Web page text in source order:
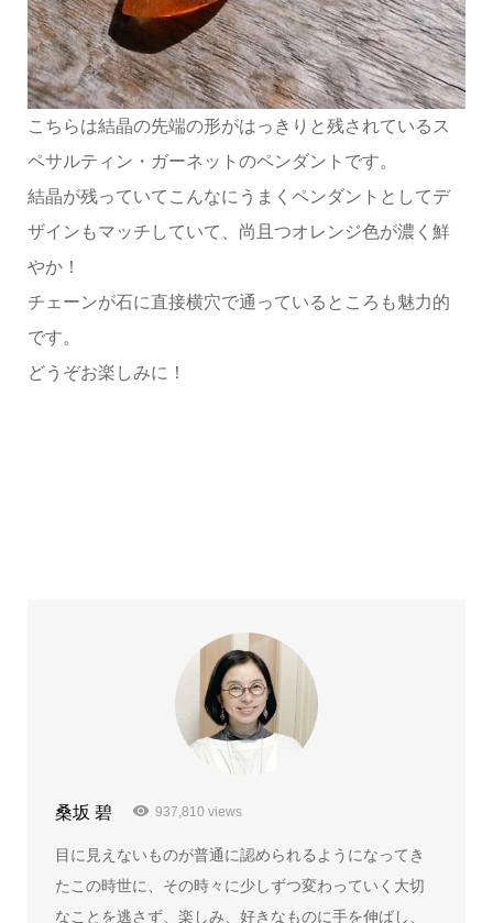
こちらは結晶の先端の形がはっきりと残されているス
ペサルティン・ガーネットのペンダントです。
結晶が残っていてこんなにうまくペンダントとしてデ
ザインもマッチしていて、尚且つオレンジ色が濃く鮮
やか！
チェーンが石に直接横穴で通っているところも魅力的
です。
どうぞお楽しみに！
桑坂 碧 937,810 views
目に見えないものが普通に認められるようになってき
たこの時世に、その時々に少しずつ変わっていく大切
なことを逃さず、楽しみ、好きなものに手を伸ばし、